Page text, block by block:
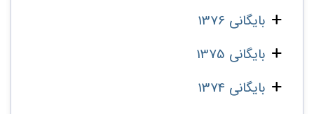
بایگانی 1376
بایگانی 1375
بایگانی 1374